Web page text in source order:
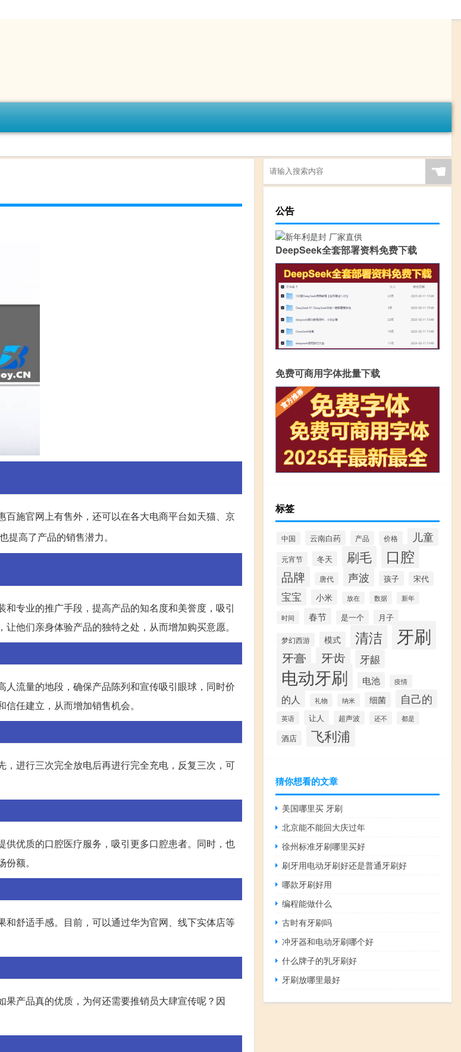
施官网上有售外，还可以在各大电商平台如天猫、京
提高了产品的销售潜力。
专业的推广手段，提高产品的知名度和美誉度，吸引
他们亲身体验产品的独特之处，从而增加购买意愿。
流量的地段，确保产品陈列和宣传吸引眼球，同时价
任建立，从而增加销售机会。
进行三次完全放电后再进行完全充电，反复三次，可
优质的口腔医疗服务，吸引更多口腔患者。同时，也
额。
舒适手感。目前，可以通过华为官网、线下实体店等
产品真的优质，为何还需要推销员大肆宣传呢？因
☚
公告
DeepSeek全套部署资料免费下载
免费可商用字体批量下载
标签
中国 云南白药 产品 价格 儿童
元宵节 冬天 刷毛 口腔
品牌 唐代 声波 孩子 宋代
宝宝 小米 放在 数据 新年
时间 春节 是一个 月子
梦幻西游 模式 清洁 牙刷
牙膏 牙齿 牙龈
电动牙刷 电池 疫情
的人 礼物 纳米 细菌 自己的
英语 让人 超声波 还不 都是
酒店 飞利浦
猜你想看的文章
美国哪里买 牙刷
北京能不能回大庆过年
徐州标准牙刷哪里买好
刷牙用电动牙刷好还是普通牙刷好
哪款牙刷好用
编程能做什么
古时有牙刷吗
冲牙器和电动牙刷哪个好
什么牌子的乳牙刷好
牙刷放哪里最好